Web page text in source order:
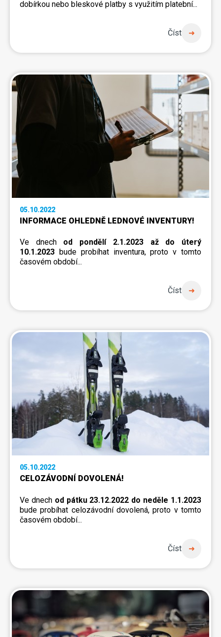
dobírkou nebo bleskové platby s využitím platební...
Číst
05.10.2022
INFORMACE OHLEDNĚ LEDNOVÉ INVENTURY!
Ve dnech od pondělí 2.1.2023 až do úterý
10.1.2023 bude probíhat inventura, proto v tomto
časovém období...
Číst
05.10.2022
CELOZÁVODNÍ DOVOLENÁ!
Ve dnech od pátku 23.12.2022 do neděle 1.1.2023
bude probíhat celozávodní dovolená, proto v tomto
časovém období...
Číst